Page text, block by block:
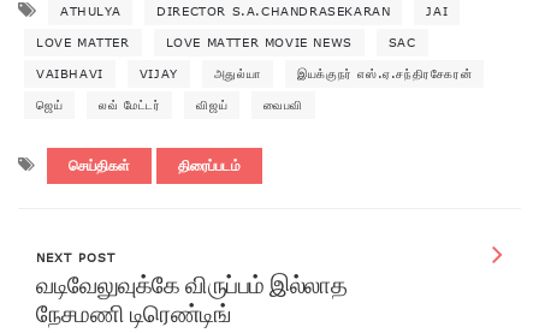
ATHULYA DIRECTOR S.A.CHANDRASEKARAN JAI
LOVE MATTER LOVE MATTER MOVIE NEWS SAC
VAIBHAVI VIJAY அதுல்யா இயக்குநர் எஸ்.ஏ.சந்திரசேகரன்
ஜெய் லவ் மேட்டர் விஜய் வைபவி
செய்திகள் திரைப்படம்
NEXT POST
வடிவேலுவுக்கே விருப்பம் இல்லாத
நேசமணி டிரெண்டிங்